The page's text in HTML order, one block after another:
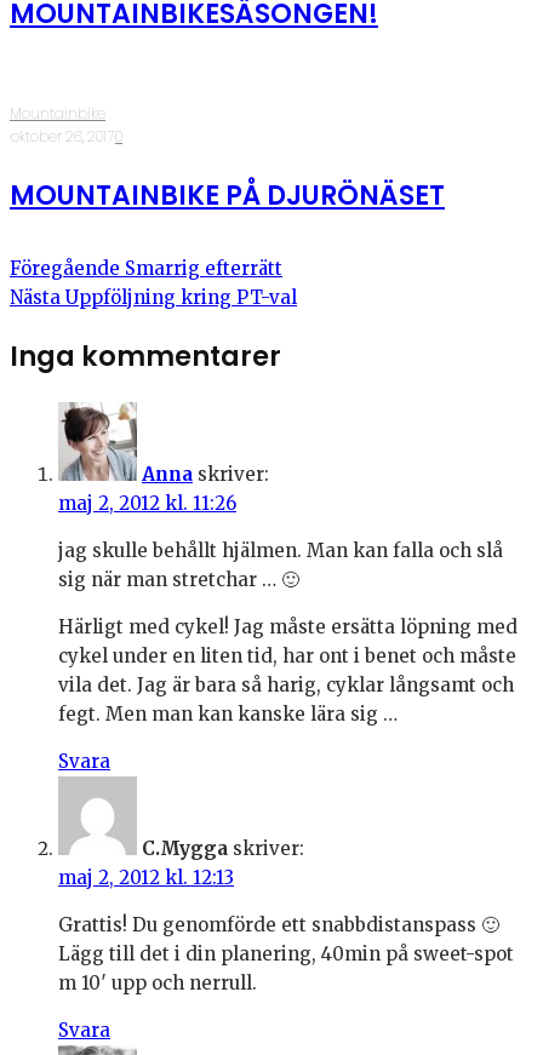
MOUNTAINBIKESÄSONGEN!
Mountainbike
·oktober 26, 2017·0
MOUNTAINBIKE PÅ DJURÖNÄSET
Föregående Smarrig efterrätt
Nästa Uppföljning kring PT-val
Inga kommentarer
Anna skriver:
maj 2, 2012 kl. 11:26
jag skulle behållt hjälmen. Man kan falla och slå
sig när man stretchar … 🙂
Härligt med cykel! Jag måste ersätta löpning med
cykel under en liten tid, har ont i benet och måste
vila det. Jag är bara så harig, cyklar långsamt och
fegt. Men man kan kanske lära sig …
Svara
C.Mygga skriver:
maj 2, 2012 kl. 12:13
Grattis! Du genomförde ett snabbdistanspass 🙂
Lägg till det i din planering, 40min på sweet-spot
m 10′ upp och nerrull.
Svara